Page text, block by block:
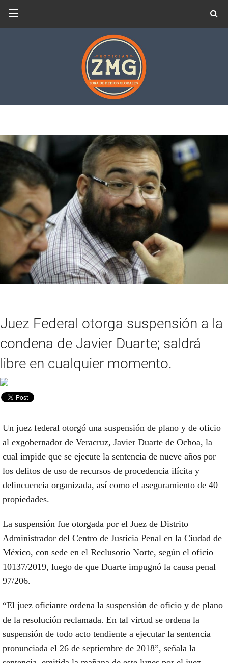
Juez Federal otorga suspensión a la
condena de Javier Duarte; saldrá
libre en cualquier momento.
Un juez federal otorgó una suspensión de plano y de oficio
al exgobernador de Veracruz, Javier Duarte de Ochoa, la
cual impide que se ejecute la sentencia de nueve años por
los delitos de uso de recursos de procedencia ilícita y
delincuencia organizada, así como el aseguramiento de 40
propiedades.
La suspensión fue otorgada por el Juez de Distrito
Administrador del Centro de Justicia Penal en la Ciudad de
México, con sede en el Reclusorio Norte, según el oficio
10137/2019, luego de que Duarte impugnó la causa penal
97/206.
“El juez oficiante ordena la suspensión de oficio y de plano
de la resolución reclamada. En tal virtud se ordena la
suspensión de todo acto tendiente a ejecutar la sentencia
pronunciada el 26 de septiembre de 2018”, señala la